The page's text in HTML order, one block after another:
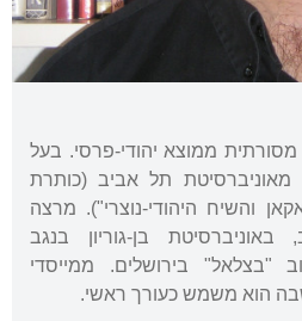
ממוצא יהודי-פרסי. בעל
מאוניברסיטת תל אביב (כותרת
והשיח היהודי-נוצרי"). מרצה
בן-גוריון בנגב
"בצלאל" בירושלים. ממייסדי
הוא משמש כעורך ראשי.